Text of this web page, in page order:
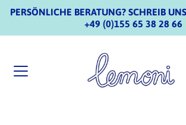
PERSÖNLICHE BERATUNG? SCHREIB
+49 (0)155 65 38 28 66